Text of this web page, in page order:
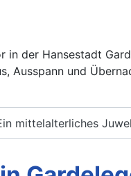
in der Hansestadt
Ausspann und
mittelalterliches